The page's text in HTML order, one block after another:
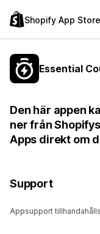
Shopify App Store
Essential
Den här appen
ner från
Apps direkt om
Support
Appsupport